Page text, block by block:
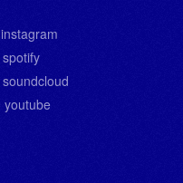
instagram
spotify
soundcloud
youtube